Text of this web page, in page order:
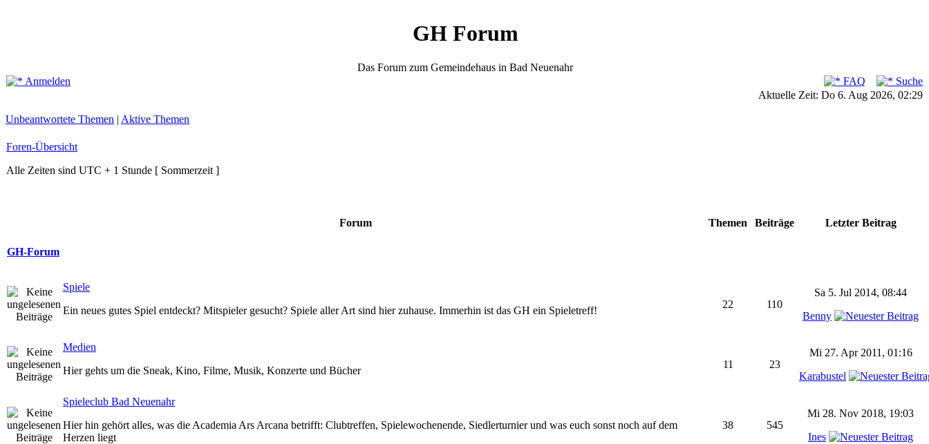
GH Forum
Das Forum zum Gemeindehaus in Bad Neuenahr
Anmelden
FAQ
Suche
Aktuelle Zeit: Do 6. Aug 2026, 02:29
Unbeantwortete Themen | Aktive Themen
Foren-Übersicht
Alle Zeiten sind UTC + 1 Stunde [ Sommerzeit ]
Forum Themen Beiträge Letzter Beitrag
GH-Forum
Spiele
Ein neues gutes Spiel entdeckt? Mitspieler gesucht? Spiele aller Art sind hier zuhause. Immerhin ist das GH ein Spieletreff!
22 110
Sa 5. Jul 2014, 08:44
Benny
Medien
Hier gehts um die Sneak, Kino, Filme, Musik, Konzerte und Bücher
11 23
Mi 27. Apr 2011, 01:16
Karabustel
Spieleclub Bad Neuenahr
Hier hin gehört alles, was die Academia Ars Arcana betrifft: Clubtreffen, Spielewochenende, Siedlerturnier und was euch sonst noch auf dem
Herzen liegt
38 545
Mi 28. Nov 2018, 19:03
Ines